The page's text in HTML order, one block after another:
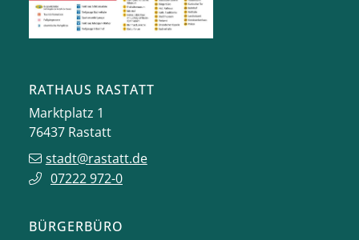
RATHAUS RASTATT
Marktplatz 1
76437 Rastatt
stadt@rastatt.de
07222 972-0
BÜRGERBÜRO